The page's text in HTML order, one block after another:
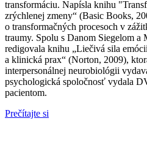
transformáciu. Napísla knihu
zrýchlenej zmeny“ (Basic Books,
o transformačných procesoch v
traumy. Spolu s Danom Siegelom a
redigovala knihu „Liečivá sila
a klinická prax“ (Norton, 2009),
interpersonálnej neurobiológii
psychologická spoločnosť vydala
pacientom.
Prečítajte si